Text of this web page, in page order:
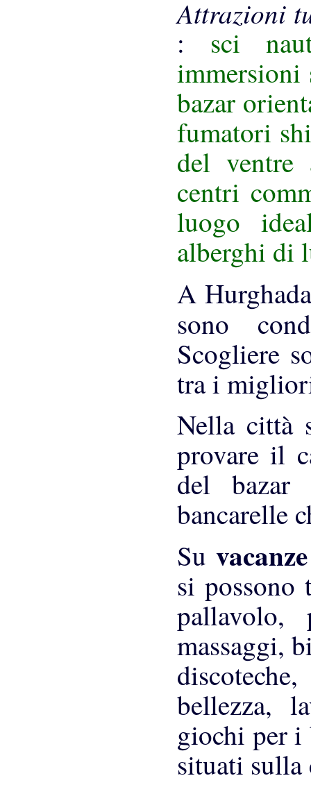
Attrazioni
: sci
immersioni
bazar
fumatori
del ventre
centri
luogo
alberghi di
A
sono
Scogliere
tra i
Nella città
provare il
del bazar
bancarelle
Su
si possono
pallavolo,
massaggi,
bellezza,
giochi per
situati sulla